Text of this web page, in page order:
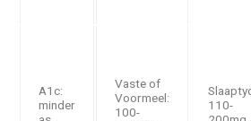
A1c:
minder
Vaste of
Voormeel:
100-
110-